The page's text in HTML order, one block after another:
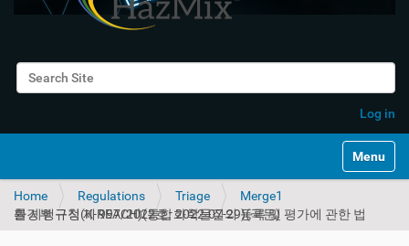
Search Site
Log in
Toggle
Home Regulations Triage
Merge1
환경부 규정 제 997/2022호: 화학물질의 등록 및 평가에 관한 법률 시행규칙(K-REACH)(통합 2022-07-29)(국문)